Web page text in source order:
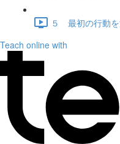
５ 最初の行動
Teach online with